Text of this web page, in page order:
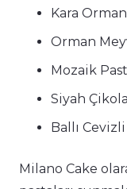
Kara
Orman
Mozaik
Siyah
Ballı
Milano Cake